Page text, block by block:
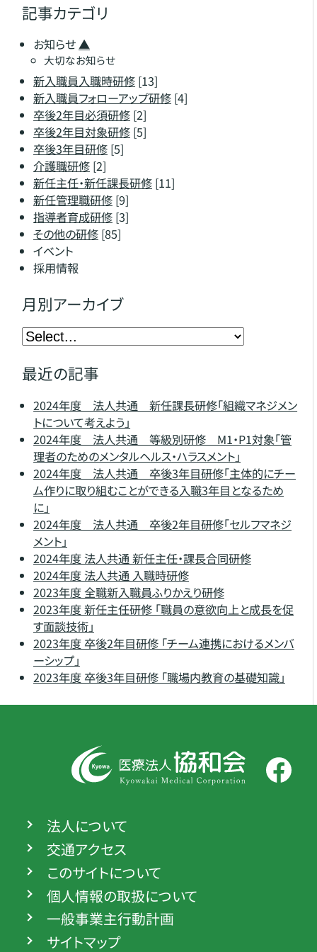
記事カテゴリ
お知らせ▲
大切なお知らせ
新入職員入職時研修[13]
新入職員フォローアップ研修[4]
卒後2年目必須研修[2]
卒後2年目対象研修[5]
卒後3年目研修[5]
介護職研修[2]
新任主任・新任課長研修[11]
新任管理職研修[9]
指導者育成研修[3]
その他の研修[85]
イベント
採用情報
月別アーカイブ
最近の記事
2024年度 法人共通 新任課長研修「組織マネジメン
トについて考えよう」
2024年度 法人共通 等級別研修 M1・P1対象「管
理者のためのメンタルヘルス・ハラスメント」
2024年度 法人共通 卒後3年目研修「主体的にチー
ム作りに取り組むことができる入職3年目となるため
に」
2024年度 法人共通 卒後2年目研修「セルフマネジ
メント」
2024年度 法人共通 新任主任・課長合同研修
2024年度 法人共通 入職時研修
2023年度 全職新入職員ふりかえり研修
2023年度 新任主任研修 「職員の意欲向上と成長を促
す面談技術」
2023年度 卒後2年目研修 「チーム連携におけるメンバ
ーシップ」
2023年度 卒後3年目研修 「職場内教育の基礎知識」
法人について
交通アクセス
このサイトについて
個人情報の取扱について
一般事業主行動計画
サイトマップ